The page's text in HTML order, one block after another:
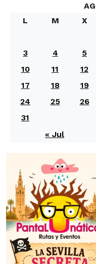
L
M X
3
4 5
10
11 12
17
18 19
24
25 26
31
« Jul